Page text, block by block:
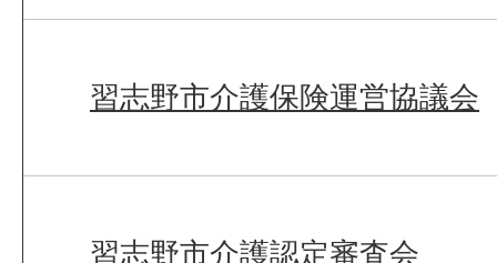
習志野市介護保険運営協議会
習志野市介護認定審査会